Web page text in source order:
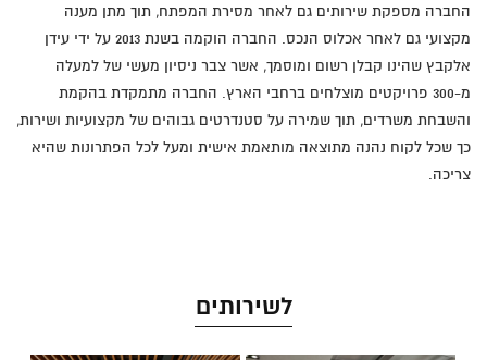
החברה מספקת שירותים גם לאחר מסירת המפתח, תוך מתן מענה
מקצועי גם לאחר אכלוס הנכס. החברה הוקמה בשנת 2013 על ידי עידן
אלקבץ שהינו קבלן רשום ומוסמך, אשר צבר ניסיון מעשי של למעלה
מ-300 פרויקטים מוצלחים ברחבי הארץ. החברה מתמקדת בהקמת
והשבחת משרדים, תוך שמירה על סטנדרטים גבוהים של מקצועיות ושירות,
כך שכל לקוח נהנה מתוצאה מותאמת אישית ומעל לכל הפתרונות שהיא
צריכה.
לשירותים